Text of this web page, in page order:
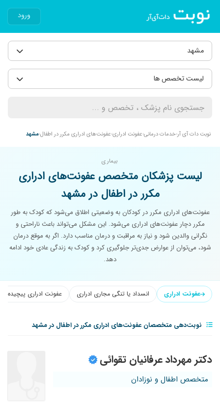
ورود
مشهد
لیست تخصص ها
نوبت دات آی آر خدمات درمانی عفونت ادراری عفونت‌های ادراری مکرر در اطفالمشهد
بیماری
لیست پزشکان متخصص عفونت‌های ادراری
مکرر در اطفال در مشهد
عفونت‌های ادراری مکرر در کودکان به وضعیتی اطلاق می‌شود که کودک به طور
مکرر دچار عفونت‌های ادراری می‌شود. این مشکل می‌تواند باعث ناراحتی و
نگرانی والدین شود و نیاز به مراقبت و درمان مناسب دارد. اگر به موقع درمان
شود، می‌توان از عوارض جدی‌تر جلوگیری کرد و کودک به زندگی عادی خود ادامه
دهد.
عفونت ادراری انسداد یا تنگی مجاری ادراری عفونت ادراری پیچیده
نوبت‌دهی متخصصان عفونت‌های ادراری مکرر در اطفال در مشهد
دکتر مهرداد عرفانیان تقوائی
متخصص اطفال و نوزادان